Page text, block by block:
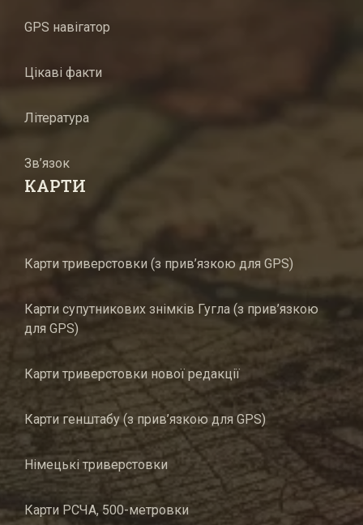
GPS навігатор
Цікаві факти
Література
Зв’язок
КАРТИ
Карти триверстовки (з прив’язкою для GPS)
Карти супутникових знімків Гугла (з прив’язкою
для GPS)
Карти триверстовки нової редакції
Карти генштабу (з прив’язкою для GPS)
Німецькі триверстовки
Карти РСЧА, 500-метровки